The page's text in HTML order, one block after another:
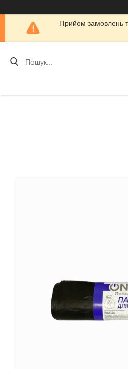
Прийом замовлень